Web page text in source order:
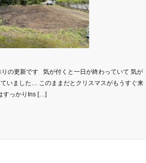
りの更新です 気が付くと一日が終わっていて 気が
いました… このままだとクリスマスがもうすぐ来
すっかりIns […]